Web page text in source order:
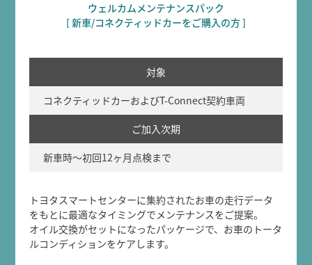
ウェルカムメンテナンスパック
[ 新車/コネクティッドカーをご購入の方 ]
対象
コネクティッドカーおよびT-Connect契約車両
ご加入次期
新車時～初回12ヶ月点検まで
トヨタスマートセンターに集約されたお車の走行データ
をもとに最適なタイミングでメンテナンスをご提案。
オイル交換がセットになったパッケージで、お車のトータ
ルコンディションをケアします。